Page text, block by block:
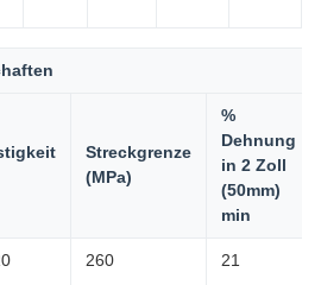
Streckgrenze
(MPa)
%
Dehnung
in 2 Zoll
(50mm)
min
260 21